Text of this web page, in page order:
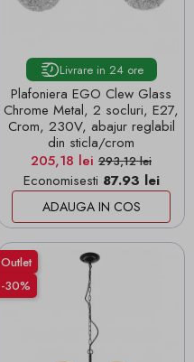
Livrare in 24 ore
Plafoniera EGO Clew Glass
Chrome Metal, 2 socluri, E27,
Crom, 230V, abajur reglabil
din sticla/crom
Pret
205,18 lei Pret de baza
293,12 lei
Economisesti 87.93 lei
ADAUGA IN COS
Outlet
-30%